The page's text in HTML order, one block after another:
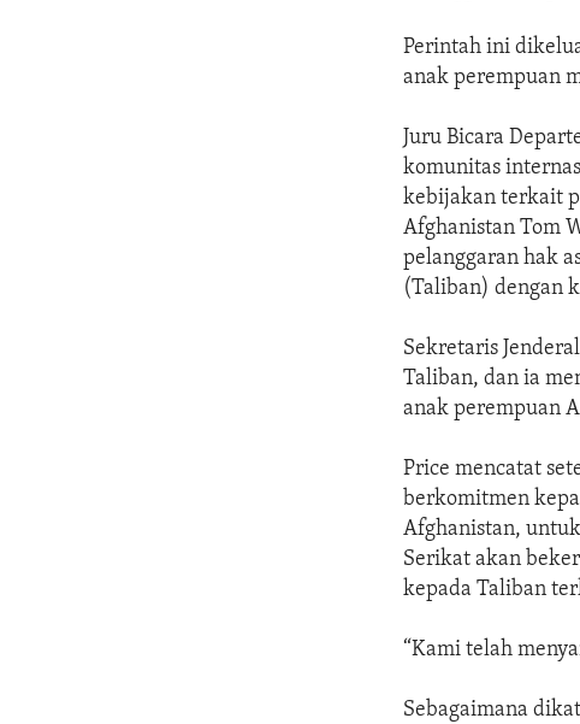
Perintah ini
anak perempuan
Juru Bicara
komunitas
kebijakan terkait
Afghanistan Tom
pelanggaran hak
(Taliban) dengan
Sekretaris
Taliban, dan ia
anak perempuan
Price mencatat
berkomitmen
Afghanistan,
Serikat akan
kepada Taliban
“Kami telah
Sebagaimana